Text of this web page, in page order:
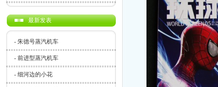
最新发表
- 朱德号蒸汽机车
- 前进型蒸汽机车
- 细河边的小花